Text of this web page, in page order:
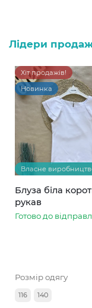
Лідери
Хіт продажів!
Новинка
Власне
Блуза біла
рукав
Готово до
Розмір одягу
116 140